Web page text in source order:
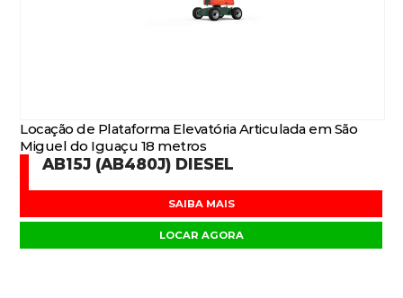
Locação de Plataforma Elevatória Articulada em São
Miguel do Iguaçu 18 metros
AB15J (AB480J) DIESEL
SAIBA MAIS
LOCAR AGORA